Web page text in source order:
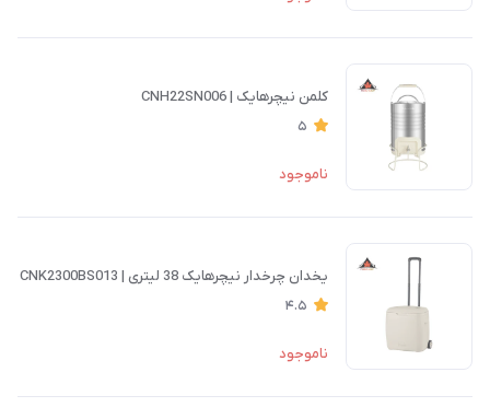
کلمن نیچرهایک | CNH22SN006
5
ناموجود
یخدان چرخدار نیچرهایک 38 لیتری | CNK2300BS013
4.5
ناموجود